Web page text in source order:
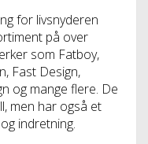
for livsnyderen
på over
som Fatboy,
Fast Design,
og mange flere. De
men har også et
indretning.